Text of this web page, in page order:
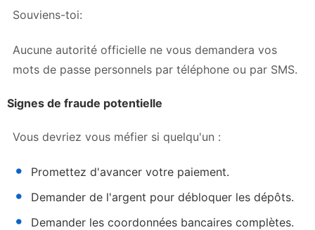
Souviens-toi:
Aucune autorité officielle ne vous demandera vos
mots de passe personnels par téléphone ou par SMS.
Signes de fraude potentielle
Vous devriez vous méfier si quelqu'un :
Promettez d'avancer votre paiement.
Demander de l'argent pour débloquer les dépôts.
Demander les coordonnées bancaires complètes.